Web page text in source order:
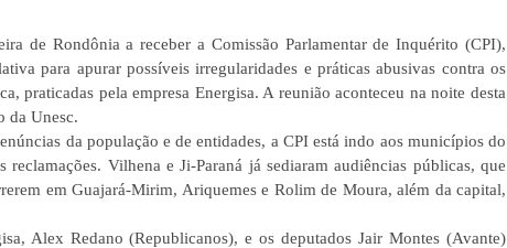
de Rondônia a receber a Comissão Parlamentar de Inquérito (CPI),
para apurar possíveis irregularidades e práticas abusivas contra os
praticadas pela empresa Energisa. A reunião aconteceu na noite desta
da Unesc.
da população e de entidades, a CPI está indo aos municípios do
reclamações. Vilhena e Ji-Paraná já sediaram audiências públicas, que
em Guajará-Mirim, Ariquemes e Rolim de Moura, além da capital,
Alex Redano (Republicanos), e os deputados Jair Montes (Avante)